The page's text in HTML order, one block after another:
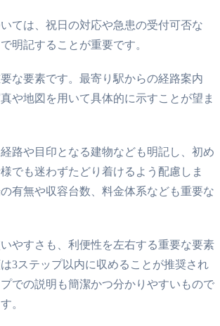
ては、祝日の対応や急患の受付可否な
明記することが重要です。
な要素です。最寄り駅からの経路案内
や地図を用いて具体的に示すことが望ま
路や目印となる建物なども明記し、初め
でも迷わずたどり着けるよう配慮しま
有無や収容台数、料金体系なども重要な
やすさも、利便性を左右する重要な要素
3ステップ以内に収めることが推奨され
での説明も簡潔かつ分かりやすいもので
。